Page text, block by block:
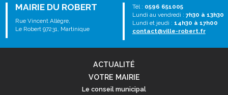
MAIRIE DU ROBERT
Rue Vincent Allègre,
Le Robert 97231, Martinique
Tél : 0596 651005
Lundi au vendredi : 7h30 à 13h30
Lundi et jeudi : 14h30 à 17h00
contact@ville-robert.fr
ACTUALITÉ
VOTRE MAIRIE
Le conseil municipal